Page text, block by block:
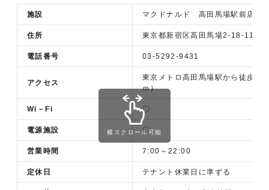
施設 マクドナルド 高田馬場駅前店
住所 東京都新宿区高田馬場2-18-11
電話番号 03-5292-9431
アクセス
東京メトロ高田馬場駅から徒歩1
ｍ）
Wi－Fi 〇
電源施設 〇
営業時間 7:00～22:00
定休日 テナント休業日に準ずる
横スクロール可能